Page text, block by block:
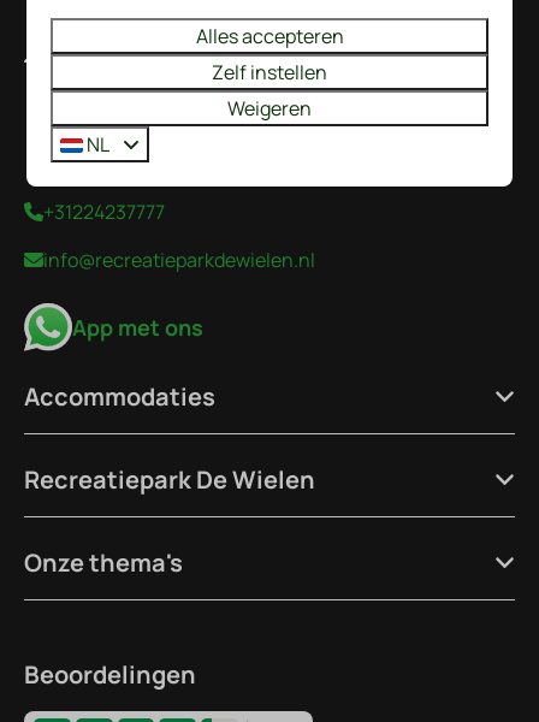
De Wielen 84
1744 KS Sint Maarten
Noord-Holland
Nederland
+31224237777
info@recreatieparkdewielen.nl
App met ons
Accommodaties
Recreatiepark De Wielen
Onze thema's
Beoordelingen
Alles accepteren
Zelf instellen
Weigeren
NL